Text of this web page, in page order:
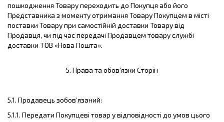
пошкодження Товару переходить до Покупця або його
Представника з моменту отримання Товару Покупцем в місті
поставки Товару при самостійній доставки Товару від
Продавця, чи під час передачі Продавцем товару службі
доставки ТОВ «Нова Пошта».
5. Права тa обов’язки Сторін
5.1. Продавець зобов’язаний:
5.1.1. Передати Покупцеві товар у відповідності до умов цього